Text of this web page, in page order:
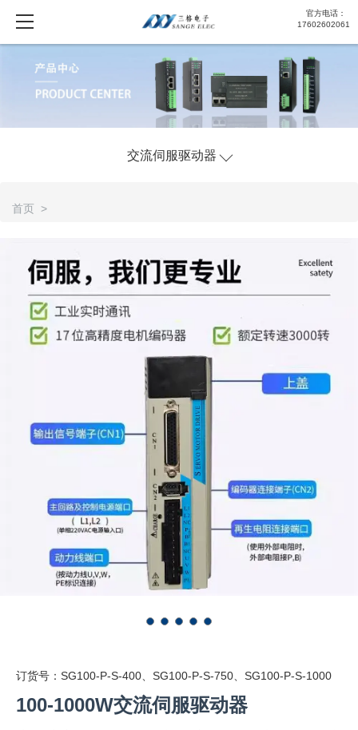
官方电话：
17602602061
交流伺服驱动器
首页 >
订货号：SG100-P-S-400、SG100-P-S-750、SG100-P-S-1000
100-1000W交流伺服驱动器